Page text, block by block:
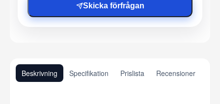
Skicka förfrågan
Beskrivning Specifikation Prislista Recensioner